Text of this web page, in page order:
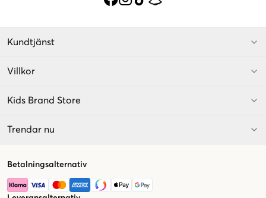
Kundtjänst
Villkor
Kids Brand Store
Trendar nu
Betalningsalternativ